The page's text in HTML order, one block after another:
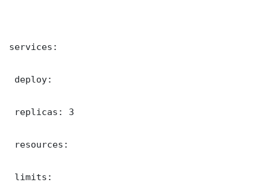
services:
deploy:
replicas: 3
resources:
limits: